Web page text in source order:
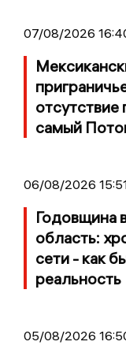
07/08/2026
самый
06/08/2026
Годовщина
область:
сети - как
реальность
05/08/2026